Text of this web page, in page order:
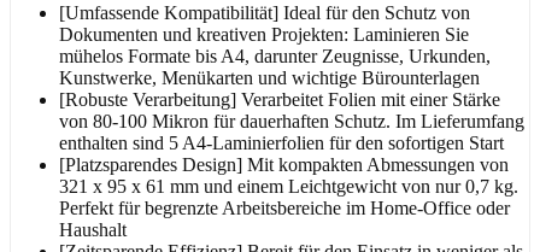
[Umfassende Kompatibilität] Ideal für den Schutz von
Dokumenten und kreativen Projekten: Laminieren Sie
mühelos Formate bis A4, darunter Zeugnisse, Urkunden,
Kunstwerke, Menükarten und wichtige Bürounterlagen
[Robuste Verarbeitung] Verarbeitet Folien mit einer Stärke
von 80-100 Mikron für dauerhaften Schutz. Im Lieferumfang
enthalten sind 5 A4-Laminierfolien für den sofortigen Start
[Platzsparendes Design] Mit kompakten Abmessungen von
321 x 95 x 61 mm und einem Leichtgewicht von nur 0,7 kg.
Perfekt für begrenzte Arbeitsbereiche im Home-Office oder
Haushalt